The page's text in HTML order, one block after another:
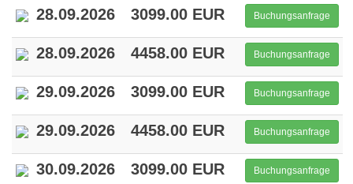
28.09.2026 3099.00 EUR Buchungsanfrage
28.09.2026 4458.00 EUR Buchungsanfrage
29.09.2026 3099.00 EUR Buchungsanfrage
29.09.2026 4458.00 EUR Buchungsanfrage
30.09.2026 3099.00 EUR Buchungsanfrage